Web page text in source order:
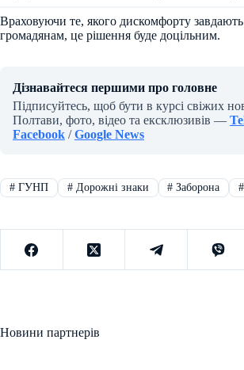
Враховуючи те, якого дискомфорту
громадянам, це рішення буде доцільним.
Дізнавайтеся першими про головне
Підписуйтесь, щоб бути в курсі свіжих
Полтави, фото, відео та ексклюзивів —
Facebook /Google News
#ГУНП #Дорожні знаки # Заборона #
Новини партнерів